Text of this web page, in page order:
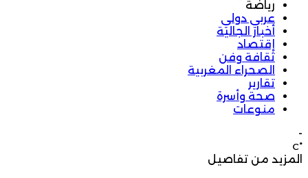
رياضة
عربي دولي
أخبار الجالية
إقتصاد
ثقافة وفن
الصحراء المغربية
تقارير
صحة وأسرة
منوعات
-
°C
المزيد من تفاصيل